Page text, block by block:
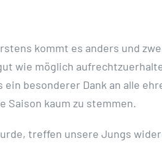
kommt es anders und
wie möglich
besonderer Dank an alle
Saison kaum zu stemmen.
treffen unsere Jungs